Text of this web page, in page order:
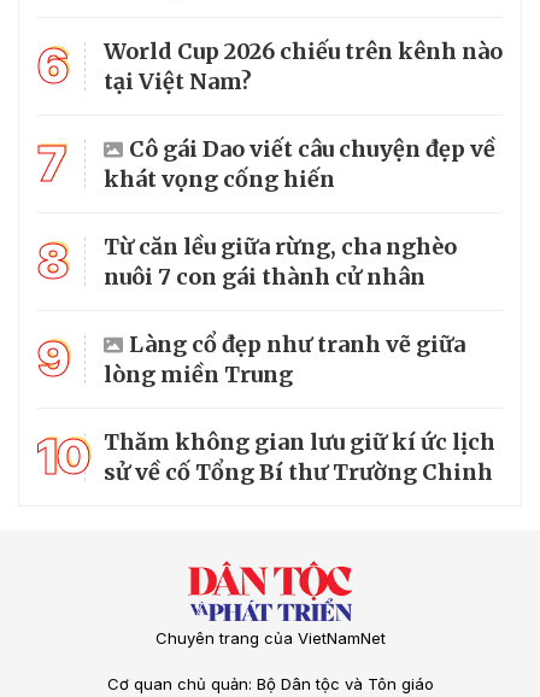
6
World Cup 2026 chiếu trên kênh nào
tại Việt Nam?
7
Cô gái Dao viết câu chuyện đẹp về
khát vọng cống hiến
8
Từ căn lều giữa rừng, cha nghèo
nuôi 7 con gái thành cử nhân
9
Làng cổ đẹp như tranh vẽ giữa
lòng miền Trung
10 Thăm không gian lưu giữ kí ức lịch
sử về cố Tổng Bí thư Trường Chinh
Chuyên trang của VietNamNet
Cơ quan chủ quản: Bộ Dân tộc và Tôn giáo